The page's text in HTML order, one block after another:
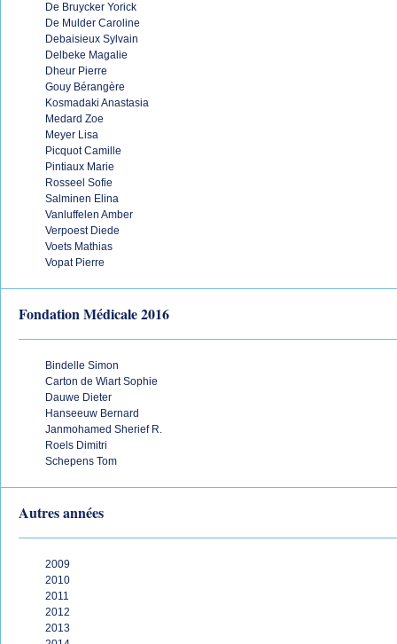
De Bruycker Yorick
De Mulder Caroline
Debaisieux Sylvain
Delbeke Magalie
Dheur Pierre
Gouy Bérangère
Kosmadaki Anastasia
Medard Zoe
Meyer Lisa
Picquot Camille
Pintiaux Marie
Rosseel Sofie
Salminen Elina
Vanluffelen Amber
Verpoest Diede
Voets Mathias
Vopat Pierre
Fondation Médicale 2016
Bindelle Simon
Carton de Wiart Sophie
Dauwe Dieter
Hanseeuw Bernard
Janmohamed Sherief R.
Roels Dimitri
Schepens Tom
Autres années
2009
2010
2011
2012
2013